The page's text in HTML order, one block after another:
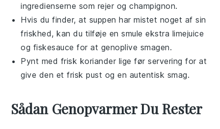
ingredienserne som rejer ogchampignon.
Hvis du finder, at suppen har mistet noget af sin
friskhed, kan du tilføje en smule ekstra limejuice
og fiskesauce for at genoplive smagen.
Pynt med frisk koriander lige før servering for at
give den et frisk pust og en autentisk smag.
Sådan Genopvarmer Du Rester